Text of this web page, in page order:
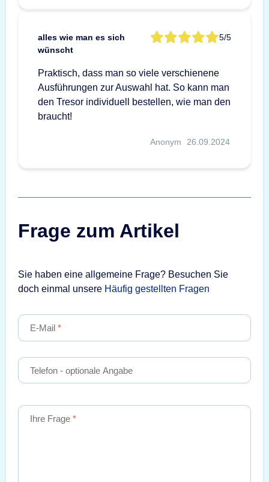
alles wie man es sich
wünscht
5/5
Praktisch, dass man so viele verschienene
Ausführungen zur Auswahl hat. So kann man
den Tresor individuell bestellen, wie man den
braucht!
Anonym 26.09.2024
Frage zum Artikel
Sie haben eine allgemeine Frage? Besuchen Sie
doch einmal unsere Häufig gestellten Fragen
E-Mail
Telefon - optionale Angabe
Ihre Frage